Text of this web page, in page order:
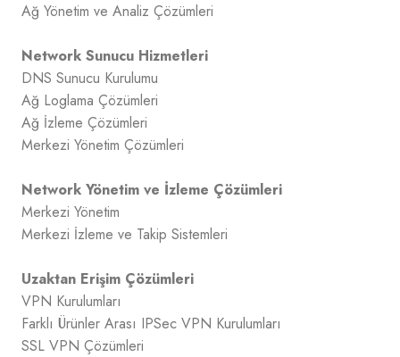
Ağ Yönetim ve Analiz Çözümleri
Network Sunucu Hizmetleri
DNS Sunucu Kurulumu
Ağ Loglama Çözümleri
Ağ İzleme Çözümleri
Merkezi Yönetim Çözümleri
Network Yönetim ve İzleme Çözümleri
Merkezi Yönetim
Merkezi İzleme ve Takip Sistemleri
Uzaktan Erişim Çözümleri
VPN Kurulumları
Farklı Ürünler Arası IPSec VPN Kurulumları
SSL VPN Çözümleri